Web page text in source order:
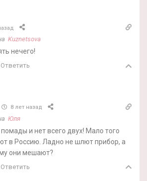
Kuznetsova
нечего!
Ответить
8 лет назад
Юля
и нет всего двух! Мало того
в Россию. Ладно не шлют прибор, а
они мешают?
Ответить